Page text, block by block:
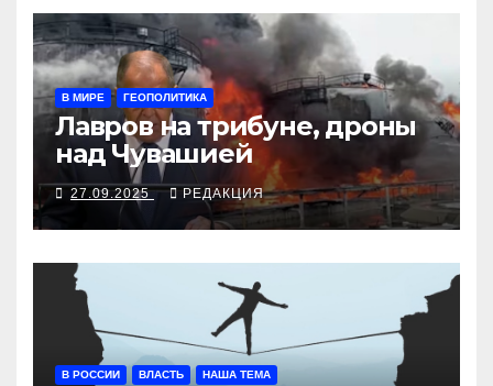
В МИРЕ ГЕОПОЛИТИКА
Лавров на трибуне, дроны
над Чувашией
27.09.2025 РЕДАКЦИЯ
В РОССИИ ВЛАСТЬ НАША ТЕМА